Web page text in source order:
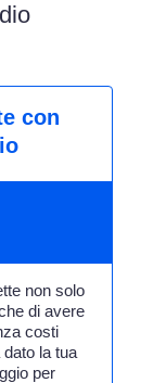
con
non solo
di avere
costi
la tua
per